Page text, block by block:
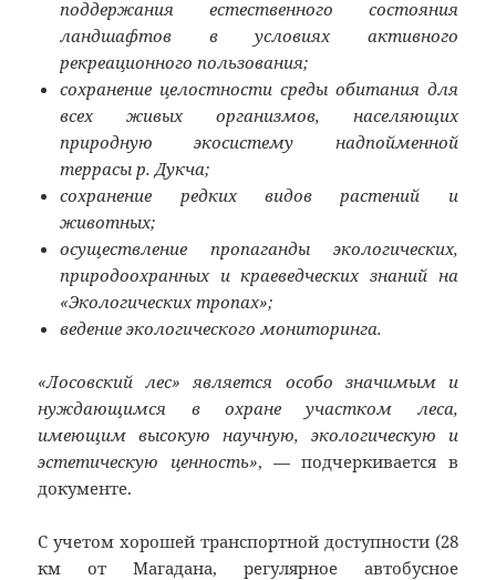
поддержания естественного состояния
ландшафтов в условиях активного
рекреационного пользования;
сохранение целостности среды обитания для
всех живых организмов, населяющих
природную экосистему надпойменной
террасы р. Дукча;
сохранение редких видов растений и
животных;
осуществление пропаганды экологических,
природоохранных и краеведческих знаний на
«Экологических тропах»;
ведение экологического мониторинга.
«Лосовский лес» является особо значимым и
нуждающимся в охране участком леса,
имеющим высокую научную, экологическую и
эстетическую ценность», — подчеркивается в
документе.
С учетом хорошей транспортной доступности (28
км от Магадана, регулярное автобусное